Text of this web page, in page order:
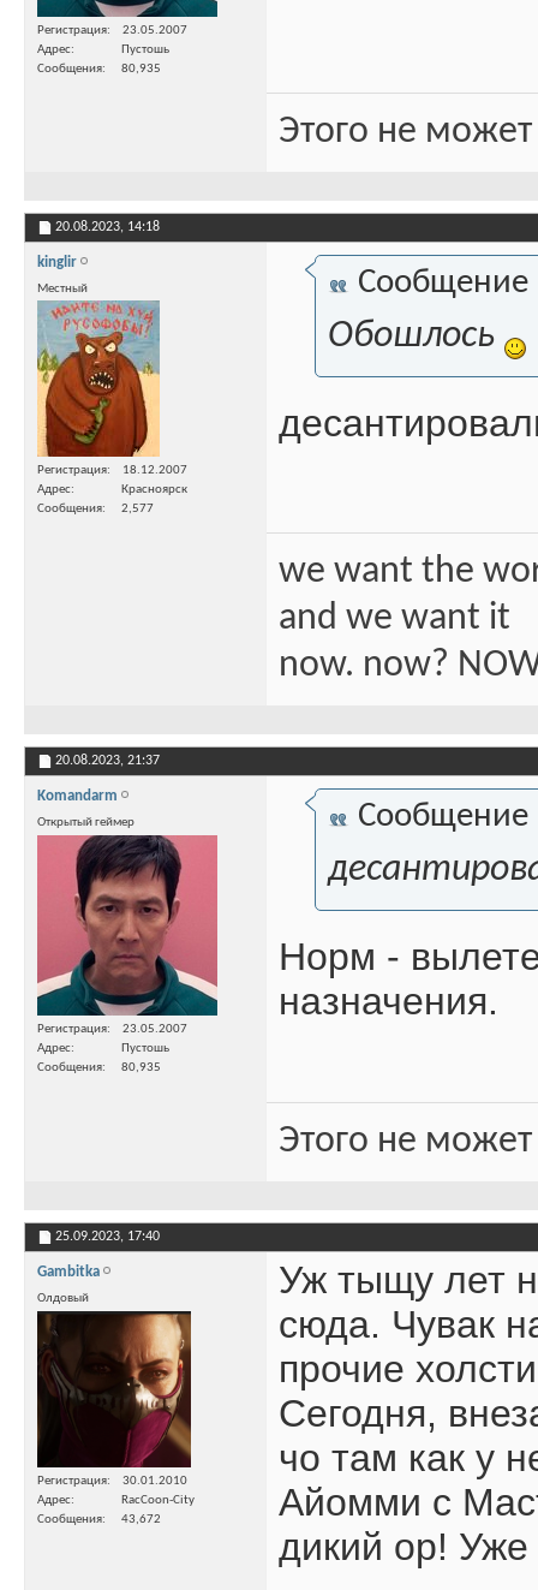
Регистрация
23.05.2007
Адрес
Пустошь
Сообщения
80,935
Этого не
20.08.2023, 14:18
kinglir
Местный
Регистрация
18.12.2007
Адрес
Красноярск
Сообщения
2,577
Сообщение
Обошлось
we want the
and we want it
now. now?
20.08.2023, 21:37
Komandarm
Открытый геймер
Регистрация
23.05.2007
Адрес
Пустошь
Сообщения
80,935
Сообщение
Норм -
назначения.
Этого не
25.09.2023, 17:40
Gambitka
Олдовый
Регистрация
30.01.2010
Адрес
RacCoon-City
Сообщения
43,672
Уж тыщу лет
сюда. Чувак
прочие
Сегодня,
чо там как у
Айомми с
дикий ор!